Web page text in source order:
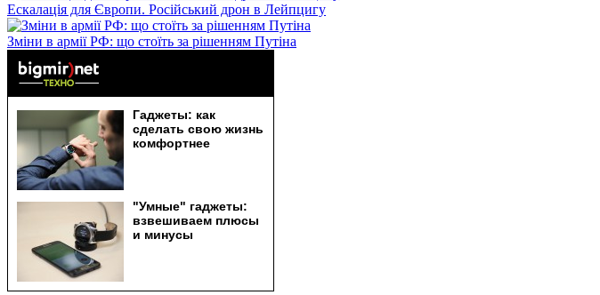
Ескалація для Європи. Російський дрон в Лейпцигу
Зміни в армії РФ: що стоїть за рішенням Путіна